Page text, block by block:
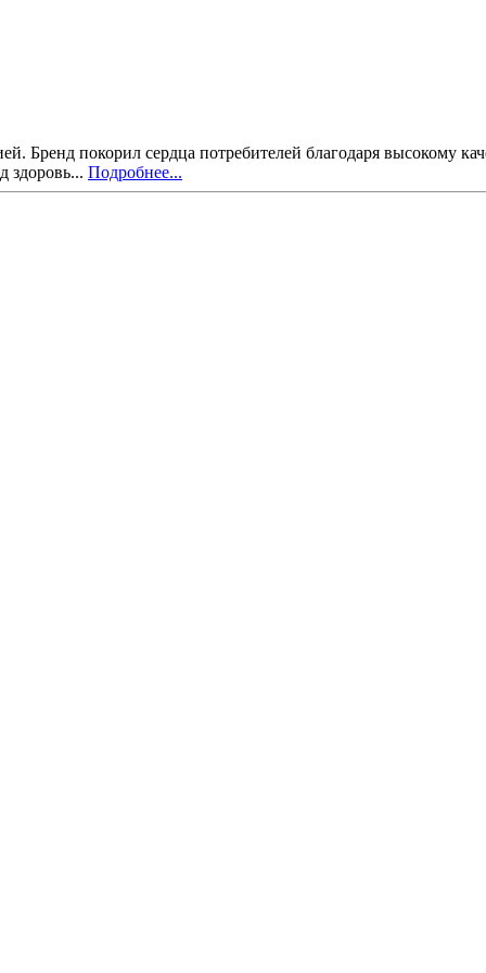
Бренд покорил сердца потребителей благодаря высокому
здоровь... Подробнее...